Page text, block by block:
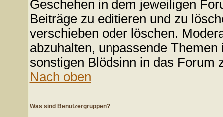
Geschehen in dem jeweiligen
Beiträge zu editieren und zu
verschieben oder löschen.
abzuhalten, unpassende
sonstigen Blödsinn in das Forum
Nach oben
Was sind Benutzergruppen?